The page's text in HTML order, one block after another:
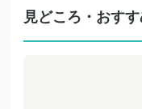
見どころ・おす